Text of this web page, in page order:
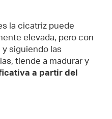
la cicatriz puede
elevada, pero con
siguiendo las
tiende a madurar y
a partir del